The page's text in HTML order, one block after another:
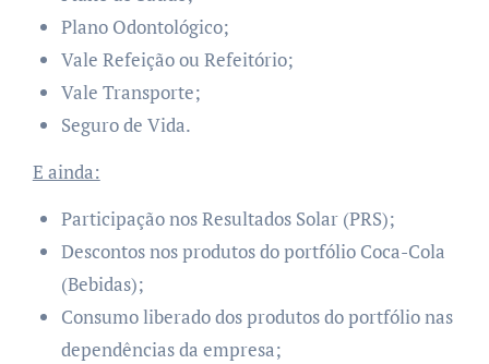
Plano Odontológico;
Vale Refeição ou Refeitório;
Vale Transporte;
Seguro de Vida.
E ainda:
Participação nos Resultados Solar (PRS);
Descontos nos produtos do portfólio Coca-Cola
(Bebidas);
Consumo liberado dos produtos do portfólio nas
dependências da empresa;